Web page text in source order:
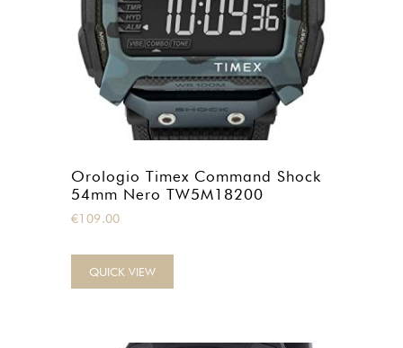
Orologio Timex Command Shock
54mm Nero TW5M18200
€109.00
QUICK VIEW